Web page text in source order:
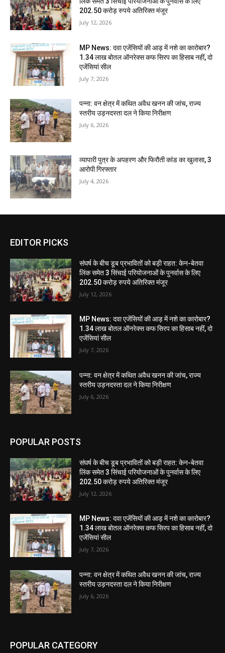
202.50 करोड़ रुपये अतिरिक्त मंजूर
July 12, 2026
MP News: दवा एजेंसियों की आड़ में नशे का कारोबार?
1.34 लाख बोतल ऑनरेक्स कफ सिरप का हिसाब नहीं, दो
एजेंसियां सील
July 7, 2026
पन्ना: वन क्षेत्र में कथित अवैध खनन की जांच, राज्य
स्तरीय उड़नदस्ता दल ने किया निरीक्षण
July 6, 2026
व्यापारी पुत्र के अपहरण और फिरौती कांड का खुलासा, 3
आरोपी गिरफ्तार
July 4, 2026
EDITOR PICKS
संघर्ष के बीच डूब प्रभावितों को बड़ी राहत: केन-बेतवा
लिंक समेत 3 सिंचाई परियोजनाओं के पुनर्वास के लिए
202.50 करोड़ रुपये अतिरिक्त मंजूर
July 12, 2026
MP News: दवा एजेंसियों की आड़ में नशे का कारोबार?
1.34 लाख बोतल ऑनरेक्स कफ सिरप का हिसाब नहीं, दो
एजेंसियां सील
July 7, 2026
पन्ना: वन क्षेत्र में कथित अवैध खनन की जांच, राज्य
स्तरीय उड़नदस्ता दल ने किया निरीक्षण
July 6, 2026
POPULAR POSTS
संघर्ष के बीच डूब प्रभावितों को बड़ी राहत: केन-बेतवा
लिंक समेत 3 सिंचाई परियोजनाओं के पुनर्वास के लिए
202.50 करोड़ रुपये अतिरिक्त मंजूर
July 12, 2026
MP News: दवा एजेंसियों की आड़ में नशे का कारोबार?
1.34 लाख बोतल ऑनरेक्स कफ सिरप का हिसाब नहीं, दो
एजेंसियां सील
July 7, 2026
पन्ना: वन क्षेत्र में कथित अवैध खनन की जांच, राज्य
स्तरीय उड़नदस्ता दल ने किया निरीक्षण
July 6, 2026
POPULAR CATEGORY